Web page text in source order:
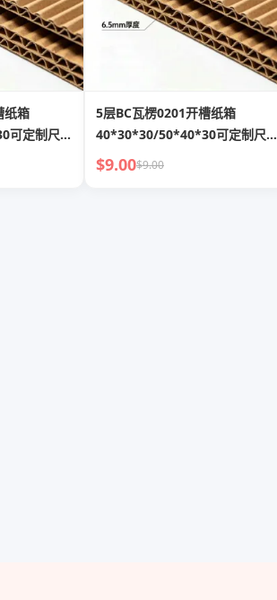
纸箱
定制尺寸
5层BC瓦楞0201开槽纸箱
40*30*30/50*40*30可定制尺寸
及印刷
$9.00$9.00